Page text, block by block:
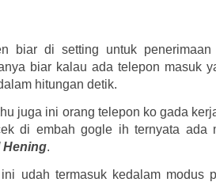
biar di setting untuk
biar kalau ada telepon masuk
hitungan detik.
juga ini orang telepon ko gada
di embah gogle ih ternyata ada
Hening.
ini udah termasuk kedalam modus